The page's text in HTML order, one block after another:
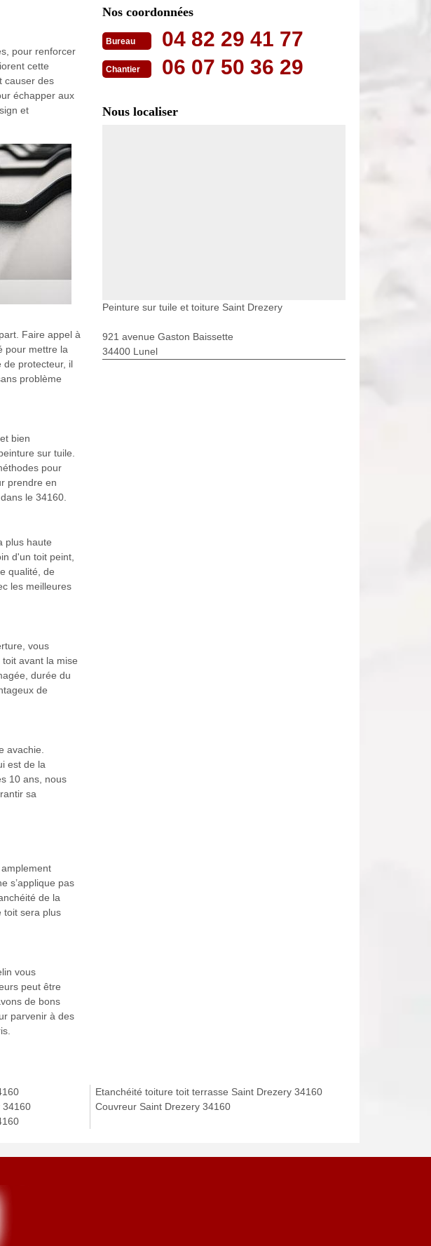
pour renforcer
cette
causer des
échapper aux
et
Faire appel à
pour mettre la
de protecteur, il
problème
bien
sur tuile.
pour
prendre en
le 34160.
plus haute
d'un toit peint,
qualité, de
les meilleures
vous
avant la mise
durée du
de
avachie.
est de la
10 ans, nous
sa
s’applique pas
de la
toit sera plus
vous
peut être
de bons
parvenir à des
Nos coordonnées
Bureau 04 82 29 41 77
Chantier 06 07 50 36 29
Nous localiser
Peinture sur tuile et toiture Saint Drezery
921 avenue Gaston Baissette
34400 Lunel
34160
Etanchéité toiture toit terrasse Saint Drezery 34160
Couvreur Saint Drezery 34160